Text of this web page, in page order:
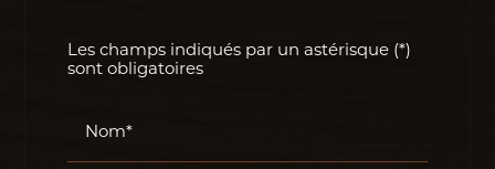
Les champs indiqués par un astérisque (*)
sont obligatoires
Nom*